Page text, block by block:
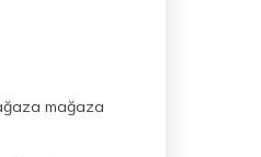
mağaza